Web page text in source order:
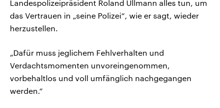
Landespolizeipräsident Roland Ullmann alles tun, um
das Vertrauen in „seine Polizei“, wie er sagt, wieder
herzustellen.
„Dafür muss jeglichem Fehlverhalten und
Verdachtsmomenten unvoreingenommen,
vorbehaltlos und voll umfänglich nachgegangen
werden.“